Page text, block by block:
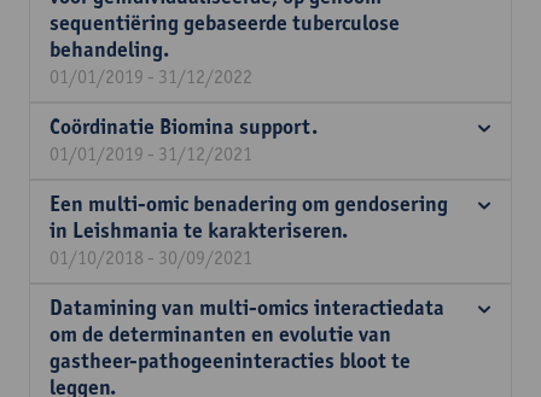
sequentiëring gebaseerde tuberculose
behandeling.
01/01/2019 - 31/12/2022
Coördinatie Biomina support.
01/01/2019 - 31/12/2021
Een multi-omic benadering om gendosering
in Leishmania te karakteriseren.
01/10/2018 - 30/09/2021
Datamining van multi-omics interactiedata
om de determinanten en evolutie van
gastheer-pathogeeninteracties bloot te
leggen.